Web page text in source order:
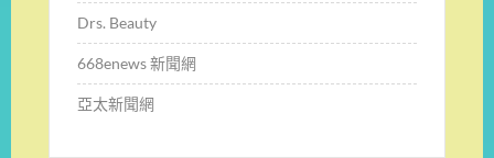
Drs. Beauty
668enews 新聞網
亞太新聞網